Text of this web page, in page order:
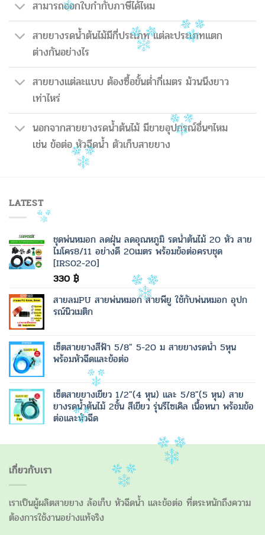
สามารถออกใบกำกับภาษีได้ไหม
สายยางรดน้ำต้นไม้มีกี่ประเภท แต่ละประเภทแตก
ต่างกันอย่างไร
สายยางแต่ละแบบ ต้องซื้อขั้นต่ำกี่เมตร ม้วนนึงยาว
เท่าไหร่
นอกจากสายยางรดน้ำต้นไม้ มีขายอุปกรณ์อื่นๆไหม
เช่น ข้อต่อ หัวฉีดน้ำ ตัวเก็บสายยาง
LATEST
ชุดพ่นหมอก ลดฝุ่น ลดอุณหภูมิ รดน้ำต้นไม้ 20 หัว สาย
ไมโคร8/11 อย่างดี 20เมตร พร้อมข้อต่อครบชุด
[IRS02-20]
330 ฿
สายลมPU สายพ่นหมอก สายพียู ใช้กับพ่นหมอก อุปก
รณ์นิวเมติก
เซ็ตสายยางสีฟ้า 5/8" 5-20 ม สายยางรดน้ำ 5หุน
พร้อมหัวฉีดและข้อต่อ
เซ็ตสายยางเขียว 1/2"(4 หุน) และ 5/8"(5 หุน) สาย
ยางรดน้ำต้นไม้ 2ชั้น สีเขียว รุ่นรีไซเคิล เนื้อหนา พร้อมข้อ
ต่อและหัวฉีด
เกี่ยวกับเรา
เราเป็นผู้ผลิตสายยาง ล้อเก็บ หัวฉีดน้ำ และข้อต่อ ที่ตระหนักถึงความ
ต้องการใช้งานอย่างแท้จริง